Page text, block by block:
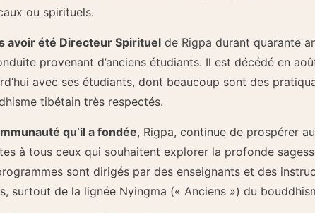
ou spirituels.
avoir été Directeur Spirituelde Rigpa durant quarante
provenant d’anciens étudiants. Il est décédé en
avec ses étudiants, dont beaucoup sont des
tibétain très respectés.
qu’il a fondée, Rigpa, continue de prospérer
à tous ceux qui souhaitent explorer la profonde
sont dirigés par des enseignants et des
surtout de la lignée Nyingma (« Anciens ») du